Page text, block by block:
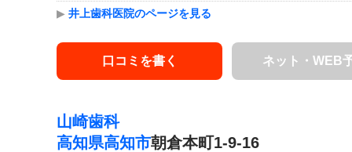
▶ 井上歯科医院のページを見る
口コミを書く ネット・WEB
山崎歯科
高知県高知市朝倉本町1-9-16